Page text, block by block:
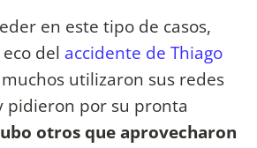
en este tipo de casos,
del accidente de Thiago
utilizaron sus redes
pidieron por su pronta
otros que aprovecharon